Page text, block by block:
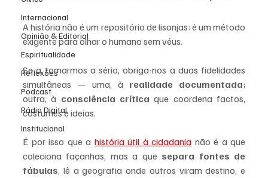
Internacional
Opinião & Editorial
Espiritualidade
Reflexões
Podcast
Rádio Digital
Institucional
A história não é um repositório de lisonjas: é um método
exigente para olhar o humano sem véus.
Se a tomarmos a sério, obriga-nos a duas fidelidades
simultâneas — uma, à realidade documentada;
outra, à consciência crítica que coordena factos,
costumes e ideias.
É por isso que a história útil à cidadania não é a que
coleciona façanhas, mas a que separa fontes de
fábulas, lê a geografia onde outros viram destino, e